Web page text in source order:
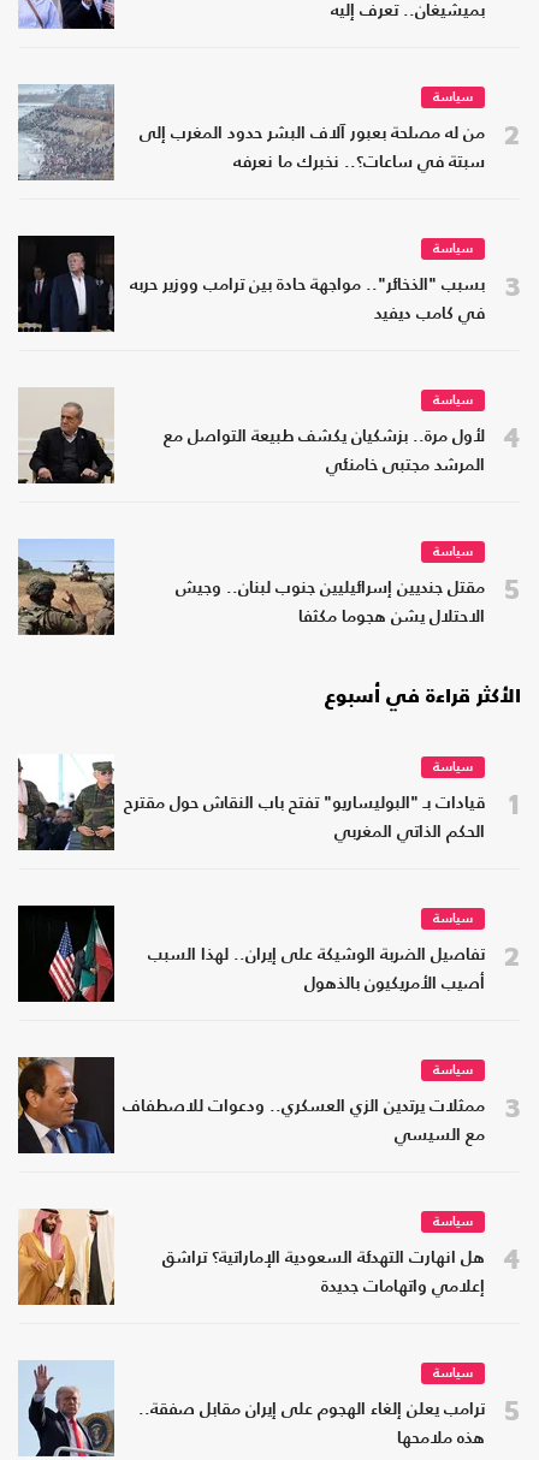
بميشيغان.. تعرف إليه
2
سياسة
من له مصلحة بعبور آلاف البشر حدود المغرب إلى
سبتة في ساعات؟.. نخبرك ما نعرفه
3
سياسة
بسبب "الذخائر".. مواجهة حادة بين ترامب ووزير حربه
في كامب ديفيد
4
سياسة
لأول مرة.. بزشكيان يكشف طبيعة التواصل مع
المرشد مجتبى خامنئي
5
سياسة
مقتل جنديين إسرائيليين جنوب لبنان.. وجيش
الاحتلال يشن هجوما مكثفا
الأكثر قراءة في أسبوع
1
سياسة
قيادات بـ "البوليساريو" تفتح باب النقاش حول مقترح
الحكم الذاتي المغربي
2
سياسة
تفاصيل الضربة الوشيكة على إيران.. لهذا السبب
أصيب الأمريكيون بالذهول
3
سياسة
ممثلات يرتدين الزي العسكري.. ودعوات للاصطفاف
مع السيسي
4
سياسة
هل انهارت التهدئة السعودية الإماراتية؟ تراشق
إعلامي واتهامات جديدة
5
سياسة
ترامب يعلن إلغاء الهجوم على إيران مقابل صفقة..
هذه ملامحها